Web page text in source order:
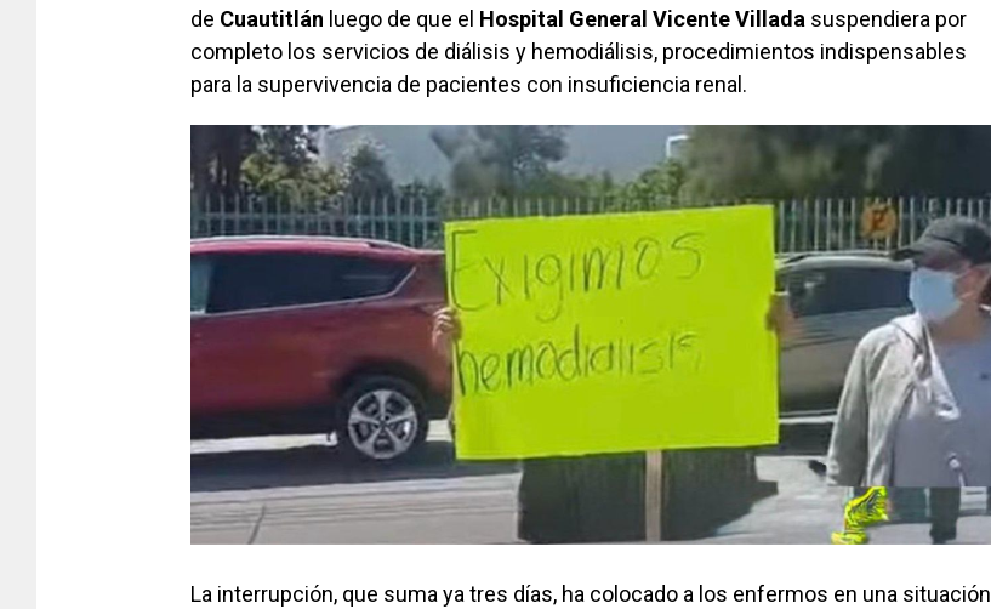
de Cuautitlán luego de que el Hospital General Vicente Villada suspendiera por
completo los servicios de diálisis y hemodiálisis, procedimientos indispensables
para la supervivencia de pacientes con insuficiencia renal.
La interrupción, que suma ya tres días, ha colocado a los enfermos en una situación